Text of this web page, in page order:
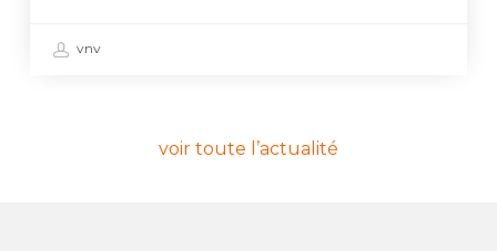
vnv
voir toute l’actualité